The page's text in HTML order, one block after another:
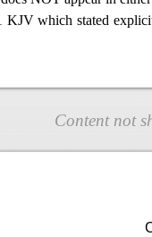
which stated
Content not